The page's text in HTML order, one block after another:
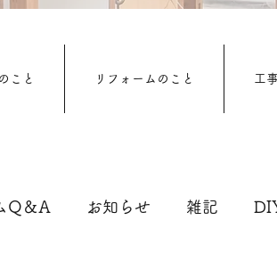
こと リフォームのこと 工
Q＆A お知らせ 雑記